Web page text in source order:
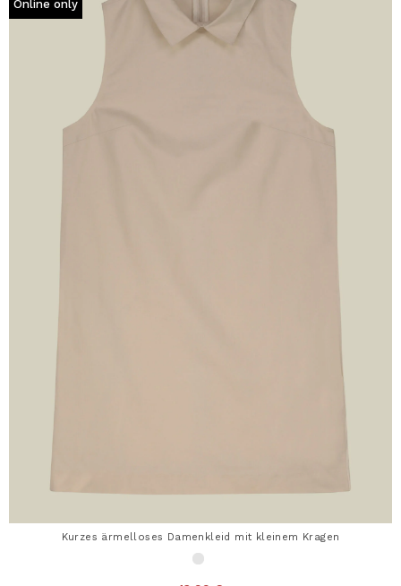
Online only
Kurzes ärmelloses Damenkleid mit kleinem Kragen